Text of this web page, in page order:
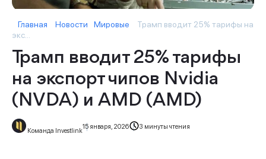
Главная Новости Мировые
Трамп вводит 25% тарифы на
экс...
Трамп вводит 25% тарифы
на экспорт чипов Nvidia
(NVDA) и AMD (AMD)
Команда Investlink
15 января, 2026 3 минуты чтения